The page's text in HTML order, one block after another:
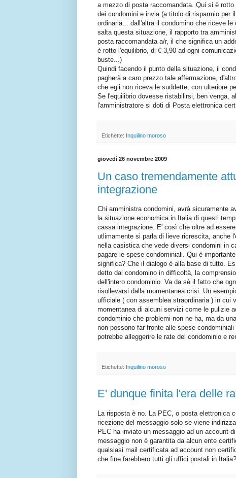
a mezzo di posta raccomandata. Qui si è
dei condomini e invia (a titolo di risparmio per
ordinaria... dall'altra il condomino che riceve
salta questa situazione, il rapporto tra
posta raccomandata a/r, il che significa un
è rotto l'equilibrio, di € 3,90 ad ogni
buste...)
Quindi facendo il punto della situazione, il
pagherà a caro prezzo tale affermazione,
che egli non riceva le suddette, con ulteriore
Se l'equilibrio dovesse ristabilirsi, ben venga,
l'amministratore si doti di Posta elettronica
Etichette: Inquilino moroso
giovedì 26 novembre 2009
Un caso tremendamente
integrazione
Chi amministra condomini, avrà sicuramente
la situazione economica in Italia di questi
cassa integrazione. E' così che oltre ad
utlimamente si parla di lieve ricrescita, anche
nella casistica che vede diversi condomini in
pagare le spese condominiali. Qui è
significa? Che il dialogo è alla base di tutto.
detto dal condomino in difficoltà, la
dell'intero condominio. Va da sè il fatto che
risollevarsi dalla momentanea crisi. Un
ufficiale ( con assemblea straordinaria ) in cui
momentanea di alcuni servizi come le pulizie
condominio che problemi non ne ha, ma da
non possono far fronte alle spese
potrebbe alleggerire le rate del condominio e
Etichette: Inquilino moroso
E' dunque finita l'era delle
La risposta è no. La PEC, o posta elettronica
ricezione del messaggio solo se viene
PEC ha inviato un messaggio ad un account
messaggio non è garantita da alcun ente
qualsiasi mail certificata ad account non
che fine farebbero tutti gli uffici postali in Italia?